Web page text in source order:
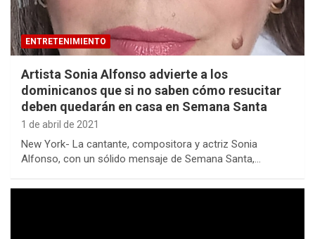
ENTRETENIMIENTO
Artista Sonia Alfonso advierte a los
dominicanos que si no saben cómo resucitar
deben quedarán en casa en Semana Santa
1 de abril de 2021
New York- La cantante, compositora y actriz Sonia
Alfonso, con un sólido mensaje de Semana Santa,…